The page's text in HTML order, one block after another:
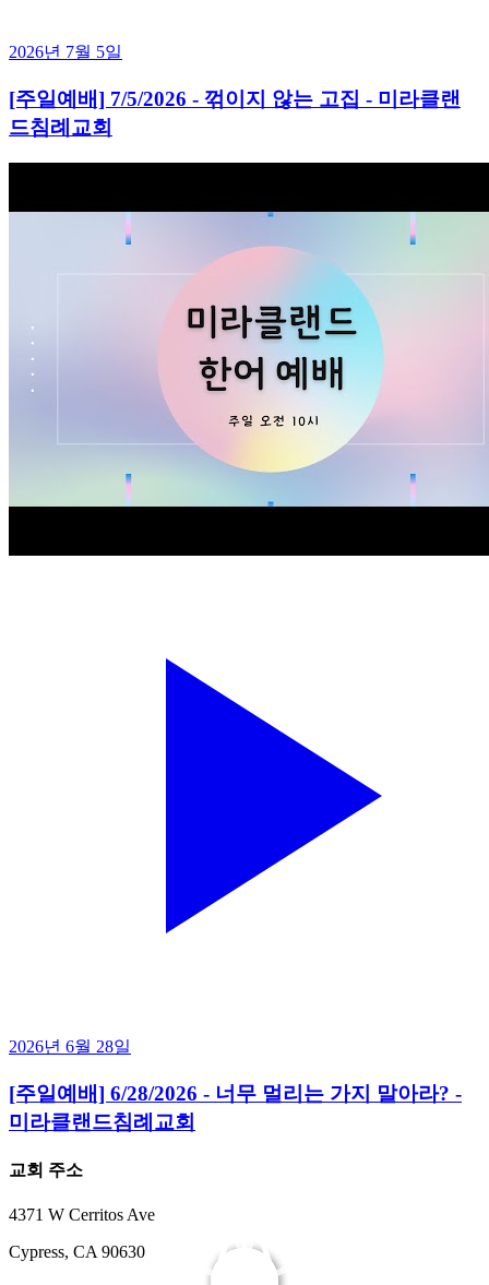
2026년 7월 5일
[주일예배] 7/5/2026 - 꺾이지 않는 고집 - 미라클랜
드침례교회
2026년 6월 28일
[주일예배] 6/28/2026 - 너무 멀리는 가지 말아라? -
미라클랜드침례교회
교회 주소
4371 W Cerritos Ave
Cypress, CA 90630